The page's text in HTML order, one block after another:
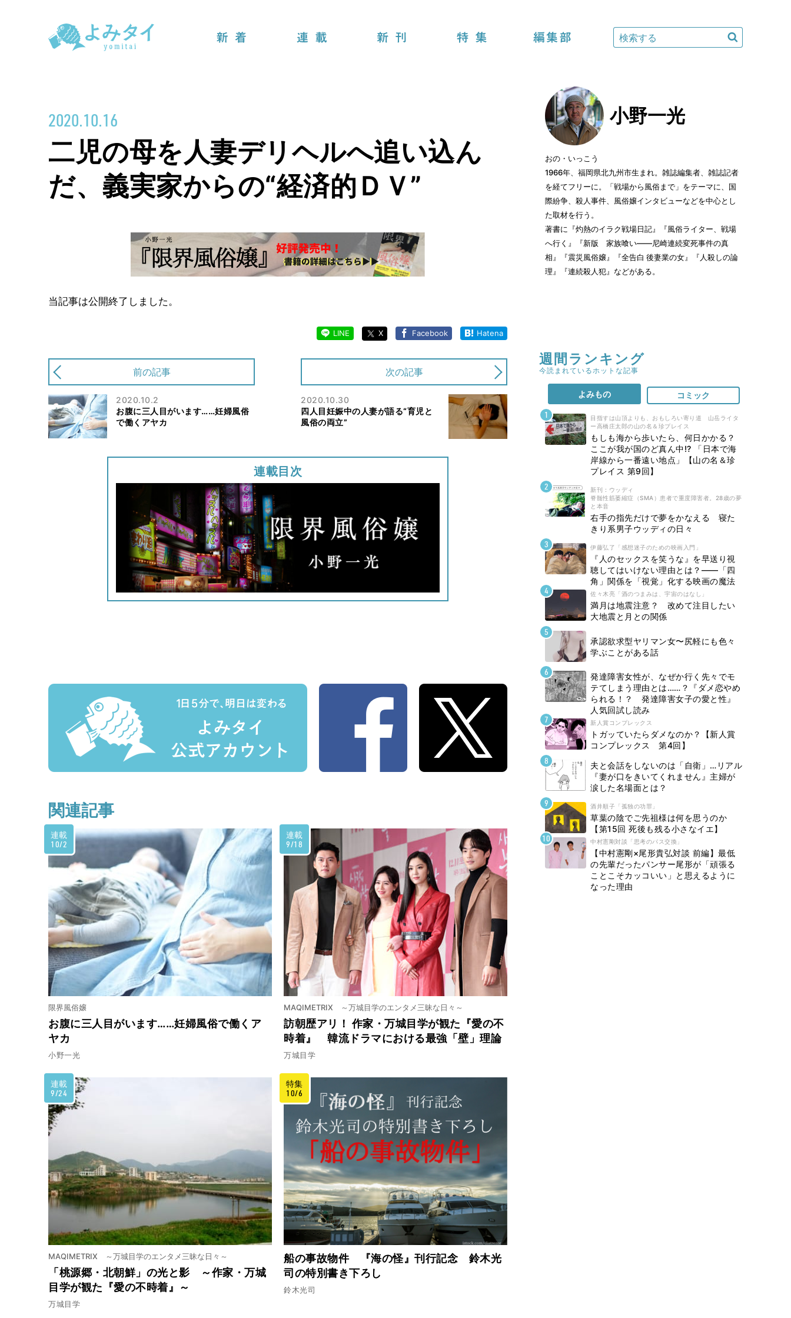
2020.10.16
二児の母を人妻デリヘルへ追い込ん
だ、義実家からの“経済的ＤＶ”
当記事は公開終了しました。
LINE X Facebook Hatena
前の記事
2020.10.2
お腹に三人目がいます……妊婦風俗
で働くアヤカ
次の記事
2020.10.30
四人目妊娠中の人妻が語る“育児と
風俗の両立”
連載目次
関連記事
連載
10/2
限界風俗嬢
お腹に三人目がいます……妊婦風俗で働くア
ヤカ
小野一光
連載
9/18
MAQIMETRIX ～万城目学のエンタメ三昧な日々～
訪朝歴アリ！ 作家・万城目学が観た『愛の不
時着』 韓流ドラマにおける最強「壁」理論
万城目学
連載
9/24
MAQIMETRIX ～万城目学のエンタメ三昧な日々～
「桃源郷・北朝鮮」の光と影 ～作家・万城
目学が観た『愛の不時着』～
万城目学
特集
10/6
船の事故物件 『海の怪』刊行記念 鈴木光
司の特別書き下ろし
鈴木光司
小野一光
おの・いっこう
1966年、福岡県北九州市生まれ。雑誌編集者、雑誌記者
を経てフリーに。「戦場から風俗まで」をテーマに、国
際紛争、殺人事件、風俗嬢インタビューなどを中心とし
た取材を行う。
著書に『灼熱のイラク戦場日記』『風俗ライター、戦場
へ行く』『新版 家族喰い——尼崎連続変死事件の真
相』『震災風俗嬢』『全告白 後妻業の女』『人殺しの論
理』『連続殺人犯』などがある。
週間ランキング
今読まれているホットな記事
よみもの コミック
目指すは山頂よりも、おもしろい寄り道 山岳ライタ
ー高橋庄太郎の山の名＆珍プレイス
もしも海から歩いたら、何日かかる？
ここが我が国のど真ん中!? 「日本で海
岸線から一番遠い地点」【山の名＆珍
プレイス 第9回】
新刊 : ウッディ
脊髄性筋萎縮症（SMA）患者で重度障害者。28歳の夢
と本音
右手の指先だけで夢をかなえる 寝た
きり系男子ウッディの日々
伊藤弘了「感想迷子のための映画入門」
『人のセックスを笑うな』を早送り視
聴してはいけない理由とは？――「四
角」関係を「視覚」化する映画の魔法
佐々木亮「酒のつまみは、宇宙のはなし」
満月は地震注意？ 改めて注目したい
大地震と月との関係
承認欲求型ヤリマン女〜尻軽にも色々
学ぶことがある話
発達障害女性が、なぜか行く先々でモ
テてしまう理由とは……？『ダメ恋やめ
られる！？ 発達障害女子の愛と性』
人気回試し読み
新人賞コンプレックス
トガッていたらダメなのか？【新人賞
コンプレックス 第4回】
夫と会話をしないのは「自衛」…リアル
『妻が口をきいてくれません』主婦が
涙した名場面とは？
酒井順子「孤独の功罪」
草葉の陰でご先祖様は何を思うのか
【第15回 死後も残る小さなイエ】
中村憲剛対談「思考のパス交換」
【中村憲剛×尾形貴弘対談 前編】最低
の先輩だったパンサー尾形が「頑張る
ことこそカッコいい」と思えるように
なった理由